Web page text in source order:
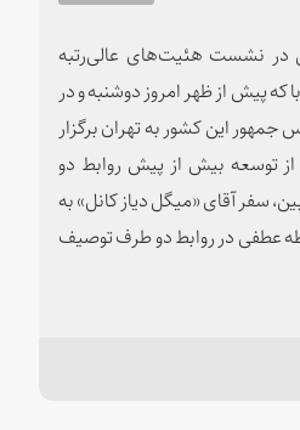
در نشست هئیت‌های عالی‌رتبه
که پیش از ظهر امروز دوشنبه و در
این کشور به تهران برگزار
توسعه بیش از پیش روابط دو
سفر آقای «میگل دیاز کانل» به
22 سال، نقطه عطفی در روابط دو طرف توصیف